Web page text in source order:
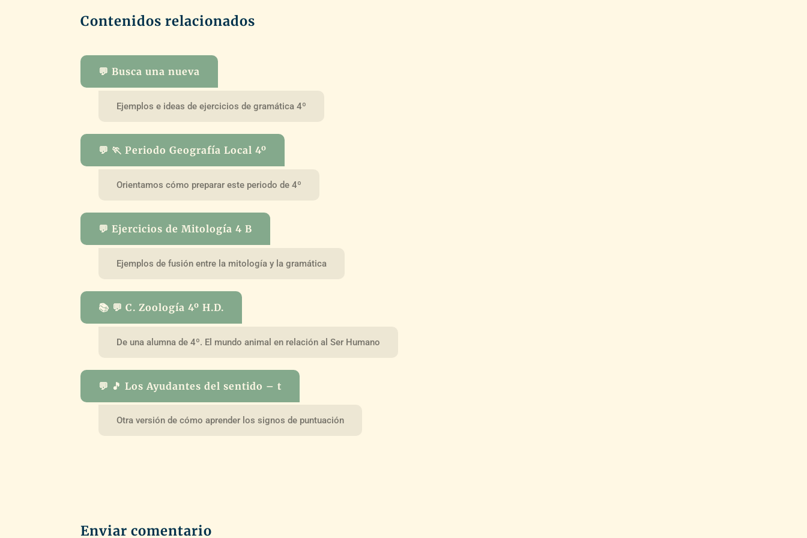
Contenidos relacionados
💬 Busca una nueva
Ejemplos e ideas de ejercicios de gramática 4º
💬 🏃 Periodo Geografía Local 4º
Orientamos cómo preparar este periodo de 4º
💬 Ejercicios de Mitología 4 B
Ejemplos de fusión entre la mitología y la gramática
📚 💬 C. Zoología 4º H.D.
De una alumna de 4º. El mundo animal en relación al Ser Humano
💬 🎵 Los Ayudantes del sentido – t
Otra versión de cómo aprender los signos de puntuación
Enviar comentario